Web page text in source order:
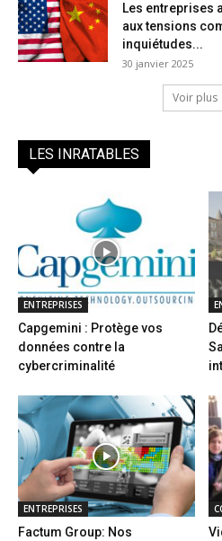
Les entreprises
aux tensions
inquiétudes...
30 janvier 2025
Voir plus
LES INRATABLES
ENTREPRISES
Capgemini : Protège vos
données contre la
cybercriminalité
ENTREPRISES
Factum Group: Nos